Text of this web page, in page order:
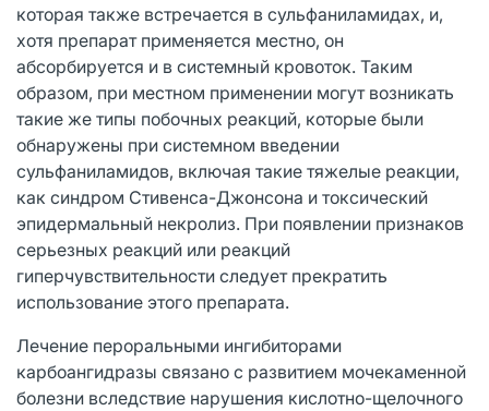
которая также встречается в сульфаниламидах, и,
хотя препарат применяется местно, он
абсорбируется и в системный кровоток. Таким
образом, при местном применении могут возникать
такие же типы побочных реакций, которые были
обнаружены при системном введении
сульфаниламидов, включая такие тяжелые реакции,
как синдром Стивенса-Джонсона и токсический
эпидермальный некролиз. При появлении признаков
серьезных реакций или реакций
гиперчувствительности следует прекратить
использование этого препарата.
Лечение пероральными ингибиторами
карбоангидразы связано с развитием мочекаменной
болезни вследствие нарушения кислотно-щелочного